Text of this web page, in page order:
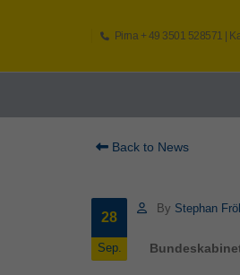
Pirna+ 49 3501 528571 |
Back to News
28
Sep.
By Stephan